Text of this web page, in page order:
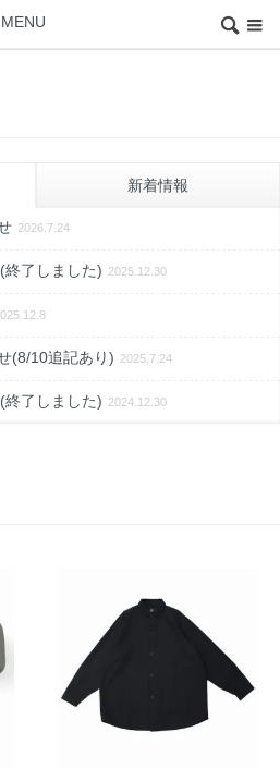
MENU
新着情報
2026.7.24
了しました) 2025.12.30
(8/10追記あり) 2025.7.24
了しました) 2024.12.30
終了しました)
インショップは休止させていただき